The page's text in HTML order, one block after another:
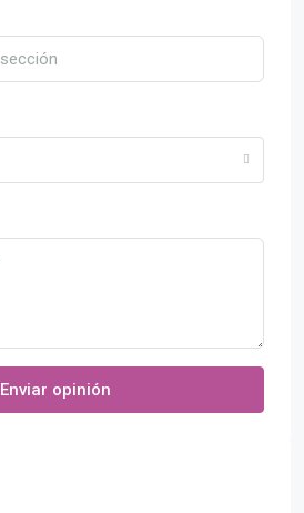
Enviar opinión